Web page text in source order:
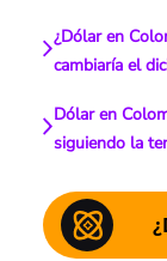
¿Dólar en
cambiaría el
Dólar en
siguiendo la